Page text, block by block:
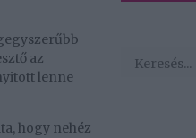
az
lenne
hogy nehéz